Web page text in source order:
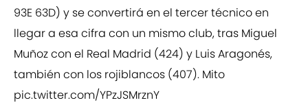
93E 63D) y se convertirá en el tercer técnico en
llegar a esa cifra con un mismo club, tras Miguel
Muñoz con el Real Madrid (424) y Luis Aragonés,
también con los rojiblancos (407). Mito
pic.twitter.com/YPzJSMrznY